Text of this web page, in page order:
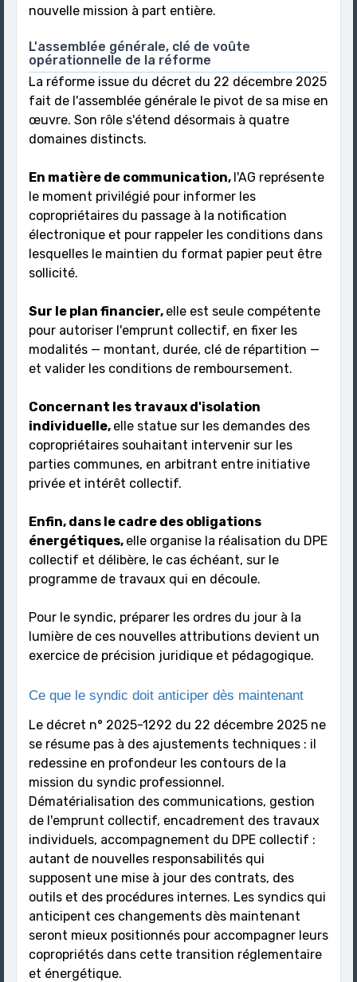
nouvelle mission à part entière.
L'assemblée générale, clé de voûte
opérationnelle de la réforme
La réforme issue du décret du 22 décembre 2025
fait de l'assemblée générale le pivot de sa mise en
œuvre. Son rôle s'étend désormais à quatre
domaines distincts.
En matière de communication, l'AG représente
le moment privilégié pour informer les
copropriétaires du passage à la notification
électronique et pour rappeler les conditions dans
lesquelles le maintien du format papier peut être
sollicité.
Sur le plan financier, elle est seule compétente
pour autoriser l'emprunt collectif, en fixer les
modalités — montant, durée, clé de répartition —
et valider les conditions de remboursement.
Concernant les travaux d'isolation
individuelle, elle statue sur les demandes des
copropriétaires souhaitant intervenir sur les
parties communes, en arbitrant entre initiative
privée et intérêt collectif.
Enfin, dans le cadre des obligations
énergétiques, elle organise la réalisation du DPE
collectif et délibère, le cas échéant, sur le
programme de travaux qui en découle.
Pour le syndic, préparer les ordres du jour à la
lumière de ces nouvelles attributions devient un
exercice de précision juridique et pédagogique.
Ce que le syndic doit anticiper dès maintenant
Le décret n° 2025-1292 du 22 décembre 2025 ne
se résume pas à des ajustements techniques : il
redessine en profondeur les contours de la
mission du syndic professionnel.
Dématérialisation des communications, gestion
de l'emprunt collectif, encadrement des travaux
individuels, accompagnement du DPE collectif :
autant de nouvelles responsabilités qui
supposent une mise à jour des contrats, des
outils et des procédures internes. Les syndics qui
anticipent ces changements dès maintenant
seront mieux positionnés pour accompagner leurs
copropriétés dans cette transition réglementaire
et énergétique.